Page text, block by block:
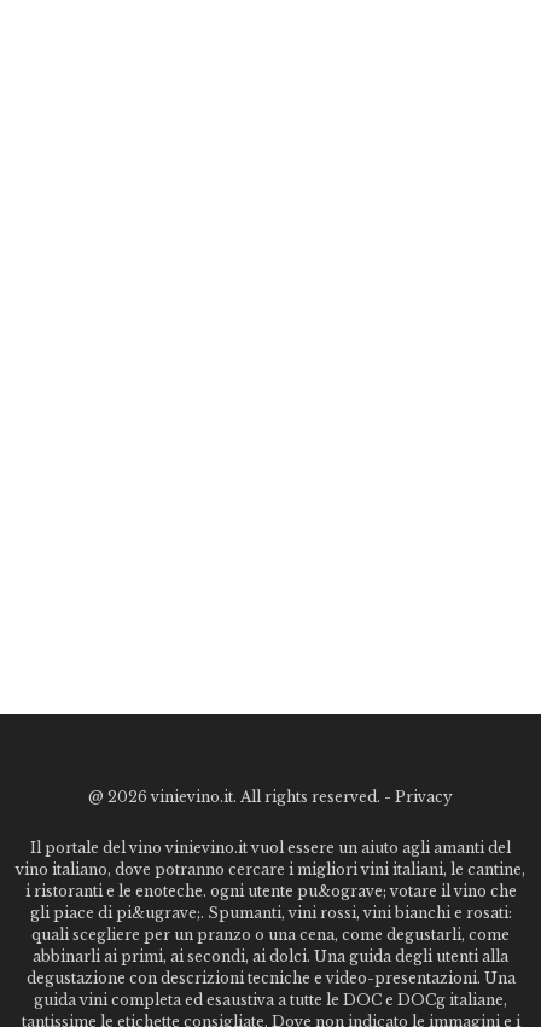
@ 2026 vinievino.it. All rights reserved. - Privacy
Il portale del vino vinievino.it vuol essere un aiuto agli amanti del
vino italiano, dove potranno cercare i migliori vini italiani, le cantine,
i ristoranti e le enoteche. ogni utente pu&ograve; votare il vino che
gli piace di pi&ugrave;. Spumanti, vini rossi, vini bianchi e rosati:
quali scegliere per un pranzo o una cena, come degustarli, come
abbinarli ai primi, ai secondi, ai dolci. Una guida degli utenti alla
degustazione con descrizioni tecniche e video-presentazioni. Una
guida vini completa ed esaustiva a tutte le DOC e DOCg italiane,
tantissime le etichette consigliate. Dove non indicato le immagini e i